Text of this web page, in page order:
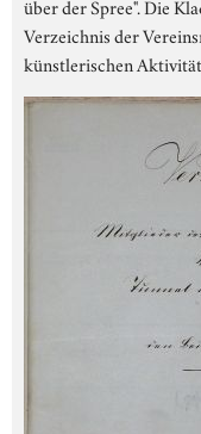
über der Spree". Die
Verzeichnis der
künstlerischen